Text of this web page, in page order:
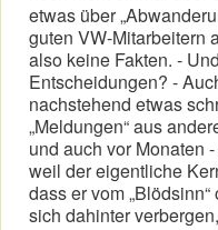
etwas über
guten VW-Mitarbeitern
also keine Fakten. -
Entscheidungen? -
nachstehend etwas
„Meldungen“ aus
und auch vor Monaten
weil der eigentliche
dass er vom
sich dahinter